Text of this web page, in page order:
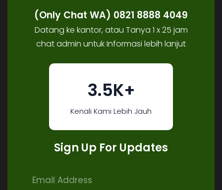
(Only Chat WA) 0821 8888 4049
Datang ke kantor, atau Tanya 1 x 25 jam
chat admin untuk Informasi lebih lanjut
3.5K+
Kenali Kami Lebih Jauh
Sign Up For Updates